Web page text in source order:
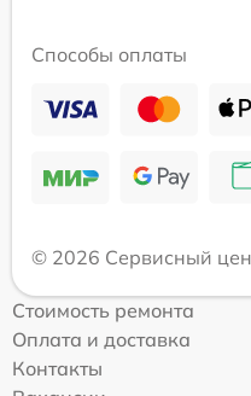
Способы оплаты
© 2026 Сервисный
Стоимость ремонта
Оплата и доставка
Контакты